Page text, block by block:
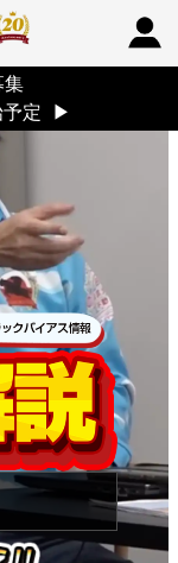
集
定
▶